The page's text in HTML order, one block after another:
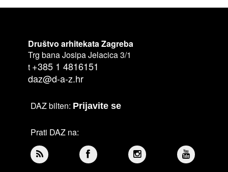
Društvo arhitekata Zagreba
Trg bana Josipa Jelacica 3/1
t +385 1 4816151
daz@d-a-z.hr
DAZ bilten: Prijavite se
Prati DAZ na: